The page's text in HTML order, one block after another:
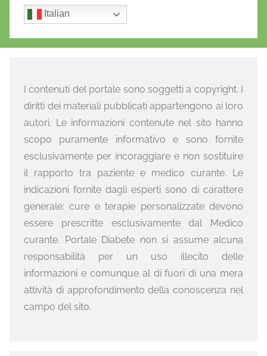
Italian
I contenuti del portale sono soggetti a copyright. I
diritti dei materiali pubblicati appartengono ai loro
autori. Le informazioni contenute nel sito hanno
scopo puramente informativo e sono fornite
esclusivamente per incoraggiare e non sostituire
il rapporto tra paziente e medico curante. Le
indicazioni fornite dagli esperti sono di carattere
generale: cure e terapie personalizzate devono
essere prescritte esclusivamente dal Medico
curante. Portale Diabete non si assume alcuna
responsabilità per un uso illecito delle
informazioni e comunque al di fuori di una mera
attività di approfondimento della conoscenza nel
campo del sito.